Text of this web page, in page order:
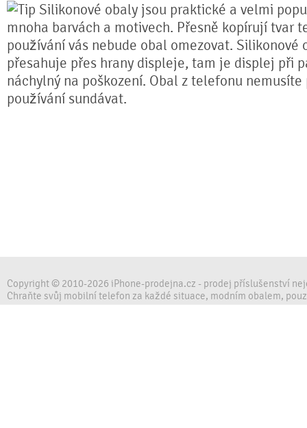
Silikonové obaly jsou praktické a velmi
mnoha barvách a motivech. Přesně kopírují tvar
používání vás nebude obal omezovat. Silikonové
přesahuje přes hrany displeje, tam je displej při
náchylný na poškození. Obal z telefonu
používání sundávat.
Copyright © 2010-2026 iPhone-prodejna.cz - prodej příslušenství
Chraňte svůj mobilní telefon za každé situace, modním obalem,